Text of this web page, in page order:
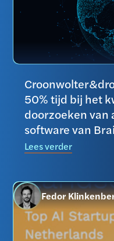
50% tijd bij het
doorzoeken van
software van
Lees verder
Fedor